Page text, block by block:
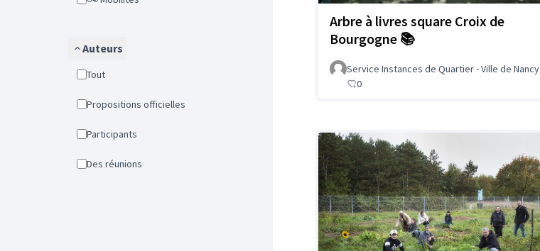
Auteurs
Tout
Propositions officielles
Participants
Des réunions
Arbre à livres square Croix de
Bourgogne 📚
Service Instances de Quartier - Ville de Nancy
0